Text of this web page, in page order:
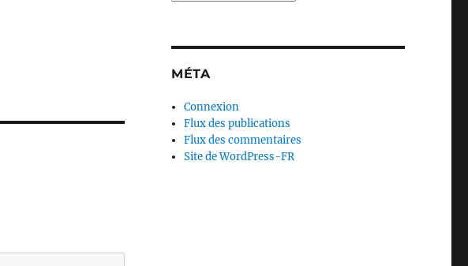
MÉTA
Connexion
Flux des publications
Flux des commentaires
Site de WordPress-FR